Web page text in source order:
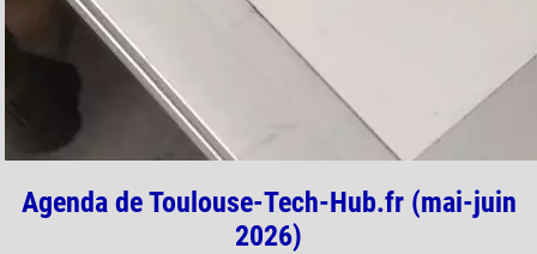
Agenda de Toulouse-Tech-Hub.fr (mai-juin
2026)